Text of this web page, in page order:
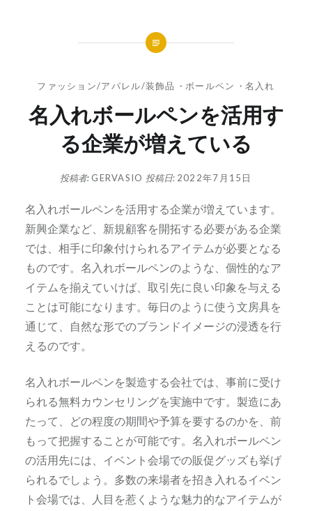
ファッション/アパレル/装飾品 ・ ボールペン ・ 名入れ
名入れボールペンを活用す
る企業が増えている
投稿者: GERVASIO 投稿日: 2022年7月15日
名入れボールペンを活用する企業が増えています。
新興企業など、新規顧客を開拓する必要がある企業
では、相手に印象付けられるアイテムが必要となる
ものです。名入れボールペンのような、個性的なア
イテムを揃えていけば、取引先に良い印象を与える
ことは可能になります。毎日のように使う文房具を
通じて、自然な形でのブランドイメージの浸透を行
えるのです。
名入れボールペンを製造する会社では、事前に受け
られる無料カウンセリングを実施中です。製造にあ
たって、どの程度の期間や予算を要するのかを、前
もって把握することが可能です。名入れボールペン
の活用先には、イベント会場での販促グッズも挙げ
られるでしょう。多数の来場者を招き入れるイベン
ト会場では、人目を惹くような魅力的なアイテムが